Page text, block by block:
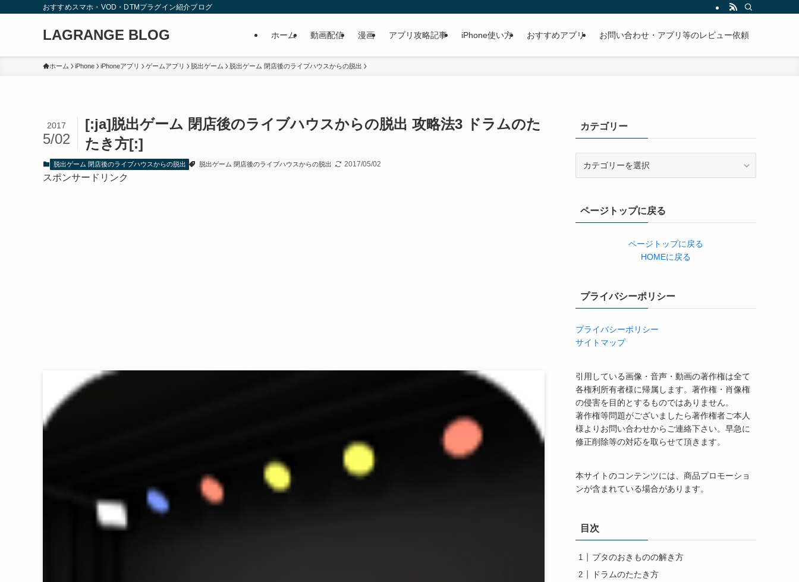
おすすめスマホ・VOD・DTMプラグイン紹介ブログ
LAGRANGE BLOG ホーム 動画配信 漫画 アプリ攻略記事 iPhone使い方 おすすめアプリ お問い合わせ・アプリ等のレビュー依頼
ホーム iPhone iPhoneアプリ ゲームアプリ 脱出ゲーム 脱出ゲーム 閉店後のライブハウスからの脱出
[:ja]脱出ゲーム 閉店後のライブハウスからの脱出 攻略法3 ドラムのた
たき方[:]
2017
5/02
脱出ゲーム 閉店後のライブハウスからの脱出 脱出ゲーム 閉店後のライブハウスからの脱出 2017/05/02
スポンサードリンク
カテゴリー
ーページトップに戻る
ページトップに戻る
HOMEに戻る
プライバシーポリシー
プライバシーポリシー
サイトマップ
引用している画像・音声・動画の著作権は全て
各権利所有者様に帰属します。著作権・肖像権
の侵害を目的とするものではありません。
著作権等問題がございましたら著作権者ご本人
様よりお問い合わせからご連絡下さい。早急に
修正削除等の対応を取らせて頂きます。
本サイトのコンテンツには、商品プロモーショ
ンが含まれている場合があります。
目次
ブタのおきものの解き方
ドラムのたたき方